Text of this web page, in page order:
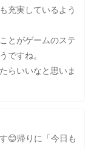
充実しているよう
とがゲームのステ
ですね。
らいいなと思いま
😊帰りに「今日も